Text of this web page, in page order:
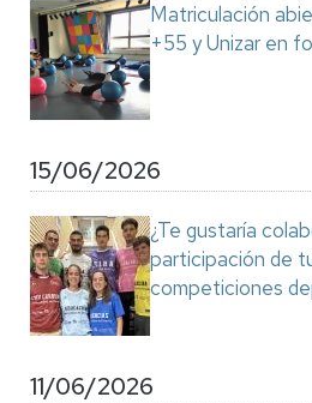
Matriculación
+55 y Unizar en
15/06/2026
¿Te gustaría
participación de
competiciones
11/06/2026